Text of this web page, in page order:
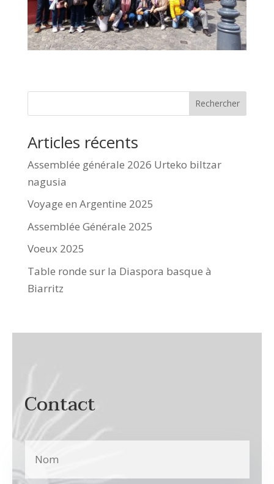
Rechercher
Articles récents
Assemblée générale 2026 Urteko biltzar
nagusia
Voyage en Argentine 2025
Assemblée Générale 2025
Voeux 2025
Table ronde sur la Diaspora basque à
Biarritz
Contact